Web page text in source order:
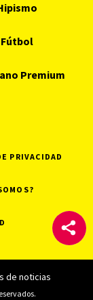
Fútbol
Premium
PRIVACIDAD
de noticias